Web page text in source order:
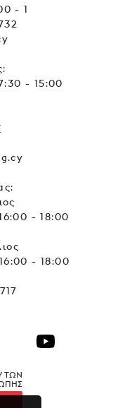
- 1
- 15:00
- 18:00
- 18:00
ΤΩΝ